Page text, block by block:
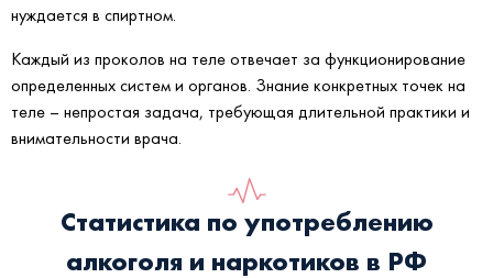
нуждается в спиртном.
Каждый из проколов на теле отвечает за функционирование
определенных систем и органов. Знание конкретных точек на
теле – непростая задача, требующая длительной практики и
внимательности врача.
Статистика по употреблению
алкоголя и наркотиков в РФ